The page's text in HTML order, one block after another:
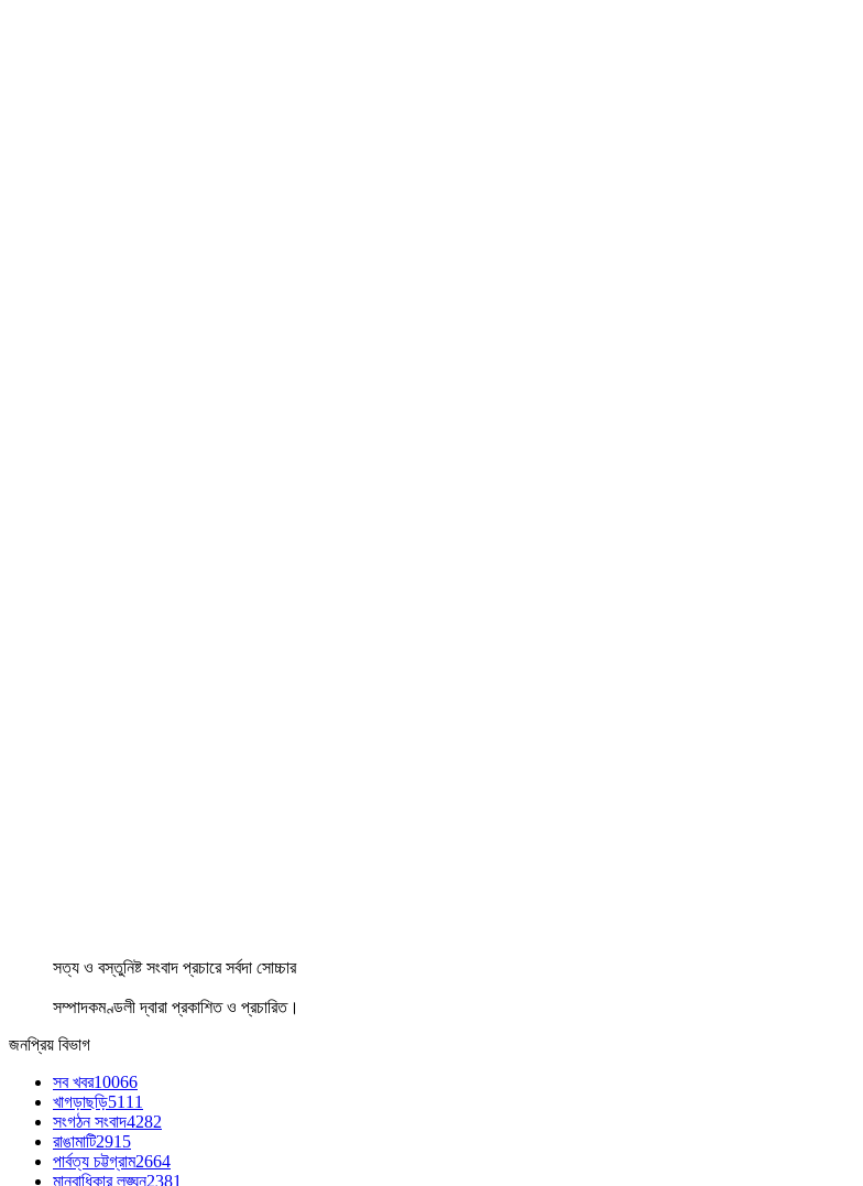
সত্য ও বস্তুনিষ্ট সংবাদ প্রচারে সর্বদা সোচ্চার
সম্পাদকমণ্ডলী দ্বারা প্রকাশিত ও প্রচারিত।
জনপ্রিয় বিভাগ
সব খবর10066
খাগড়াছড়ি5111
সংগঠন সংবাদ4282
রাঙামাটি2915
পার্বত্য চট্টগ্রাম2664
মানবাধিকার লঙ্ঘন2381